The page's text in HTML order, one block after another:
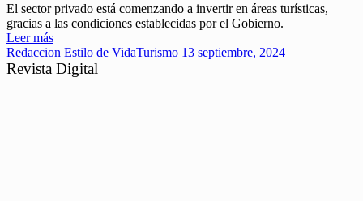
El sector privado está comenzando a invertir en áreas turísticas,
gracias a las condiciones establecidas por el Gobierno.
Leer más
Redaccion Estilo de VidaTurismo 13 septiembre, 2024
Revista Digital